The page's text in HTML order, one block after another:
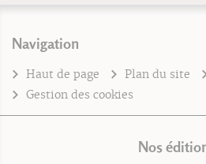
Navigation
Haut de page Plan du site
Gestion des cookies
Nos